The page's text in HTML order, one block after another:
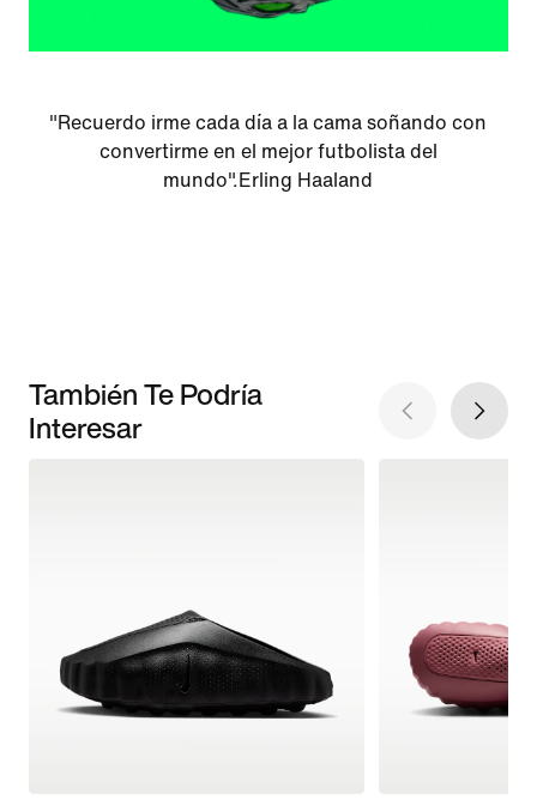
"Recuerdo irme cada día a la cama soñando con
convertirme en el mejor futbolista del
mundo".Erling Haaland
También Te Podría
Interesar